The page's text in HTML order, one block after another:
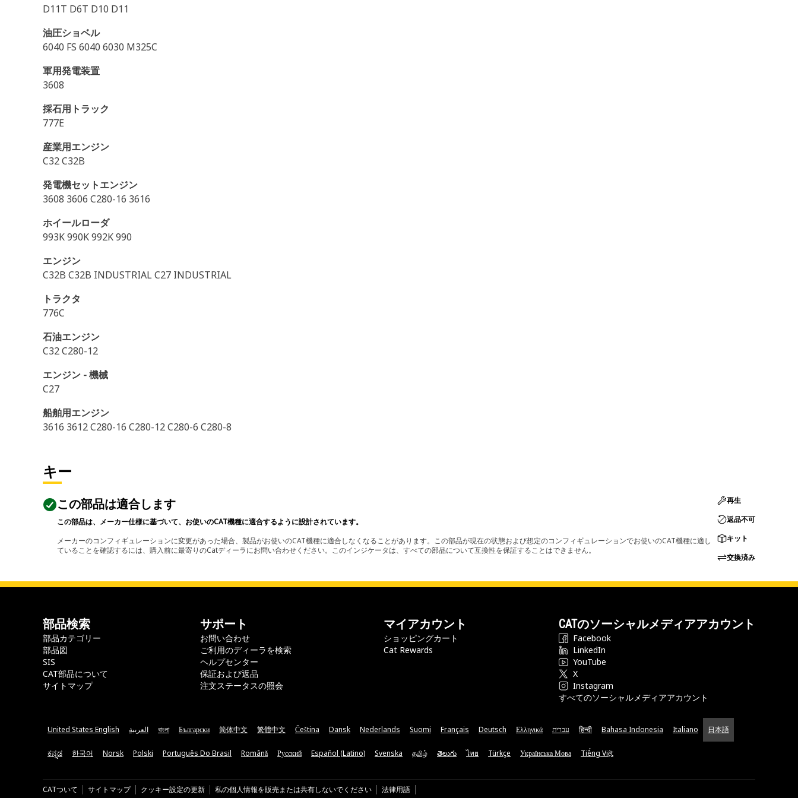
D11T D6T D10 D11
油圧ショベル
6040 FS 6040 6030 M325C
軍用発電装置
3608
採石用トラック
777E
産業用エンジン
C32 C32B
発電機セットエンジン
3608 3606 C280-16 3616
ホイールローダ
993K 990K 992K 990
エンジン
C32B C32B INDUSTRIAL C27 INDUSTRIAL
トラクタ
776C
石油エンジン
C32 C280-12
エンジン - 機械
C27
船舶用エンジン
3616 3612 C280-16 C280-12 C280-6 C280-8
キー
この部品は適合します
この部品は、メーカー仕様に基づいて、お使いのCAT機種に適合するように設計されています。
メーカーのコンフィギュレーションに変更があった場合、製品がお使いのCAT機種に適合しなくなることがあります。この部品が現在の状態および想定のコンフィギュレーションでお使いのCAT機種に適し
ていることを確認するには、購入前に最寄りのCatディーラにお問い合わせください。このインジケータは、すべての部品について互換性を保証することはできません。
再生
返品不可
キット
交換済み
部品検索
部品カテゴリー
部品図
SIS
CAT部品について
サイトマップ
サポート
お問い合わせ
ご利用のディーラを検索
ヘルプセンター
保証および返品
注文ステータスの照会
マイアカウント
ショッピングカート
Cat Rewards
CATのソーシャルメディアアカウント
Facebook
LinkedIn
YouTube
X
Instagram
すべてのソーシャルメディアアカウント
United States English العربية বাংলা Български 简体中文 繁體中文 Čeština Dansk Nederlands Suomi Français Deutsch Ελληνικά עברית हिन्दी Bahasa Indonesia Italiano 日本語
ಕನ್ನಡ 한국어 Norsk Polski Português Do Brasil Română Русский Español (Latino) Svenska தமிழ் తెలుగు ไทย Türkçe Українська Мова Tiếng Việt
CATついて サイトマップ クッキー設定の更新 私の個人情報を販売または共有しないでください 法律用語